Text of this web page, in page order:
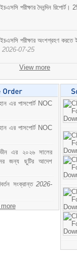
পরীক্ষার দৈনন্দিন
পরীক্ষার অংশগ্রহণ করতে
2026-07-25
View more
এর পাসপোর্ট NOC
এর পাসপোর্ট NOC
এর ২০২৬ সালের
জন্য ছুটির আদেশ
সংক্রান্ত 2026-